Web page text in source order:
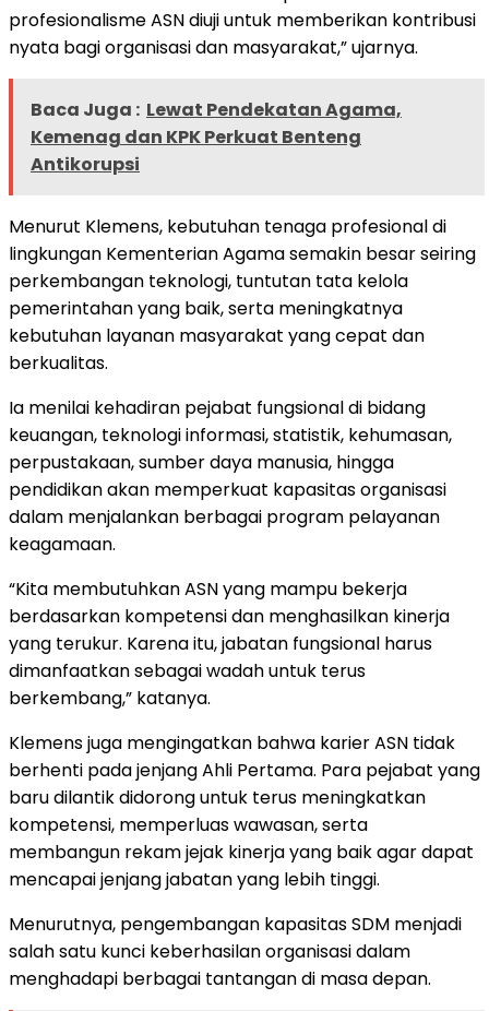
profesionalisme ASN diuji untuk memberikan kontribusi
nyata bagi organisasi dan masyarakat,” ujarnya.
Baca Juga : Lewat Pendekatan Agama,
Kemenag dan KPK Perkuat Benteng
Antikorupsi
Menurut Klemens, kebutuhan tenaga profesional di
lingkungan Kementerian Agama semakin besar seiring
perkembangan teknologi, tuntutan tata kelola
pemerintahan yang baik, serta meningkatnya
kebutuhan layanan masyarakat yang cepat dan
berkualitas.
Ia menilai kehadiran pejabat fungsional di bidang
keuangan, teknologi informasi, statistik, kehumasan,
perpustakaan, sumber daya manusia, hingga
pendidikan akan memperkuat kapasitas organisasi
dalam menjalankan berbagai program pelayanan
keagamaan.
“Kita membutuhkan ASN yang mampu bekerja
berdasarkan kompetensi dan menghasilkan kinerja
yang terukur. Karena itu, jabatan fungsional harus
dimanfaatkan sebagai wadah untuk terus
berkembang,” katanya.
Klemens juga mengingatkan bahwa karier ASN tidak
berhenti pada jenjang Ahli Pertama. Para pejabat yang
baru dilantik didorong untuk terus meningkatkan
kompetensi, memperluas wawasan, serta
membangun rekam jejak kinerja yang baik agar dapat
mencapai jenjang jabatan yang lebih tinggi.
Menurutnya, pengembangan kapasitas SDM menjadi
salah satu kunci keberhasilan organisasi dalam
menghadapi berbagai tantangan di masa depan.